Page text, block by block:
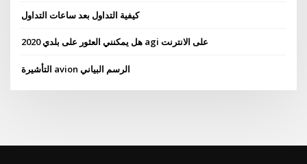
كيفية التداول بعد ساعات التداول
هل يمكنني العثور على بلدي 2020 agi على الانترنت
التأشيرة avion الرسم البياني